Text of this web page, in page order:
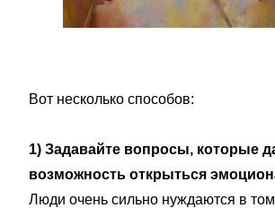
Вот несколько способов:
1) Задавайте вопросы, которые
возможность открыться
Люди очень сильно нуждаются в